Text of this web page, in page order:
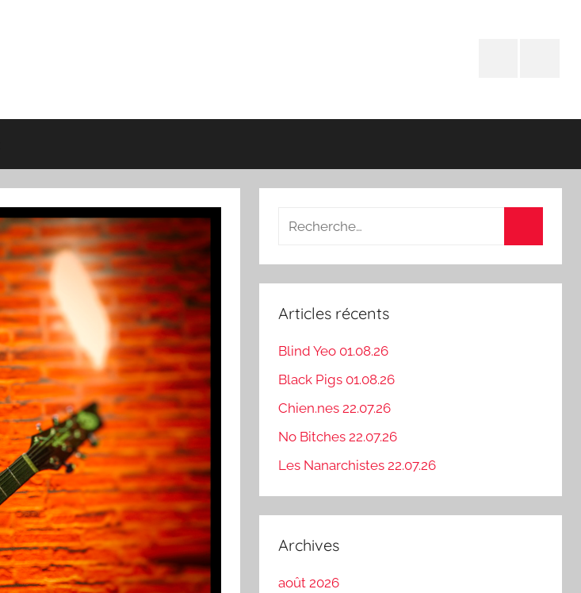
Recherche
:
Articles récents
Blind Yeo 01.08.26
Black Pigs 01.08.26
Chien.nes 22.07.26
No Bitches 22.07.26
Les Nanarchistes 22.07.26
Archives
août 2026